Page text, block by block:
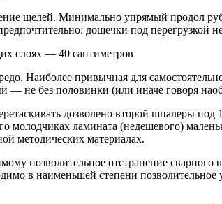
щелей. Минимально упрямый продол
дощечки под перегрузкой
слоях — 40 сантиметров
Наиболее привычная для
— не без половинки (или иначе говоря
дозволено второй шпалеры
ламината (недешевого)
методических материалах.
позволительное отстранение сварного
в наименьшей степени